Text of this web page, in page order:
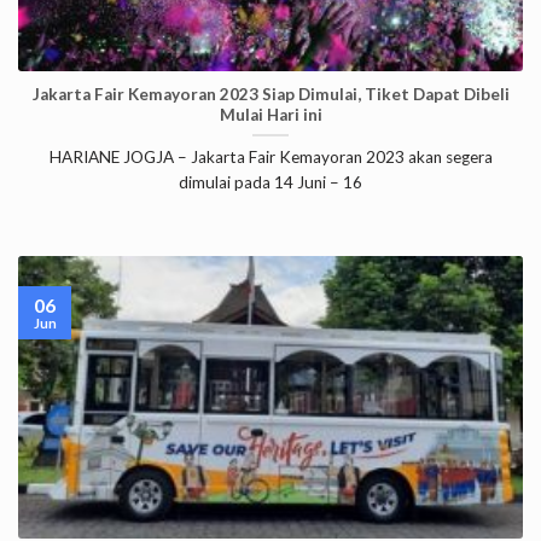
Jakarta Fair Kemayoran 2023 Siap Dimulai, Tiket Dapat Dibeli
Mulai Hari ini
HARIANE JOGJA – Jakarta Fair Kemayoran 2023 akan segera
dimulai pada 14 Juni – 16
06
Jun